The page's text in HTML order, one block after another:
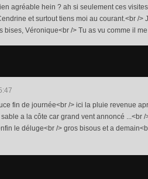
agréable hein ? ah si seulement ces
et surtout tiens moi au courant.<br />
bises, Véronique<br /> Tu as vu comme il
fin de journée<br /> ici la pluie revenue
a la côte car grand vent annoncé ...<br
le déluge<br /> gros bisous et a